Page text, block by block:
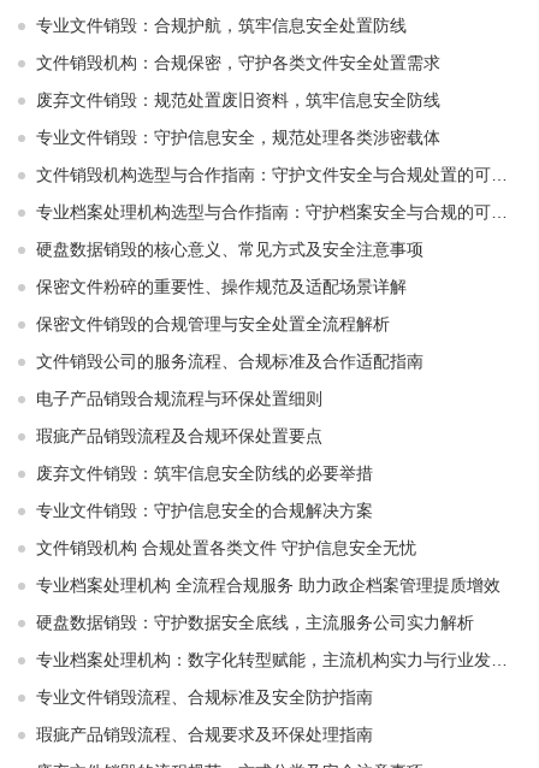
专业文件销毁：合规护航，筑牢信息安全处置防线
文件销毁机构：合规保密，守护各类文件安全处置需求
废弃文件销毁：规范处置废旧资料，筑牢信息安全防线
专业文件销毁：守护信息安全，规范处理各类涉密载体
文件销毁机构选型与合作指南：守护文件安全与合规处置的可靠选择
专业档案处理机构选型与合作指南：守护档案安全与合规的可靠伙伴
硬盘数据销毁的核心意义、常见方式及安全注意事项
保密文件粉碎的重要性、操作规范及适配场景详解
保密文件销毁的合规管理与安全处置全流程解析
文件销毁公司的服务流程、合规标准及合作适配指南
电子产品销毁合规流程与环保处置细则
瑕疵产品销毁流程及合规环保处置要点
废弃文件销毁：筑牢信息安全防线的必要举措
专业文件销毁：守护信息安全的合规解决方案
文件销毁机构 合规处置各类文件 守护信息安全无忧
专业档案处理机构 全流程合规服务 助力政企档案管理提质增效
硬盘数据销毁：守护数据安全底线，主流服务公司实力解析
专业档案处理机构：数字化转型赋能，主流机构实力与行业发展解析
专业文件销毁流程、合规标准及安全防护指南
瑕疵产品销毁流程、合规要求及环保处理指南